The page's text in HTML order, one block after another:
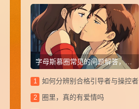
字母斯慕圈常见的问题解答，从小白到大神(1~20)
如何分辨别合格引导者与操控者
圈里，真的有爱情吗